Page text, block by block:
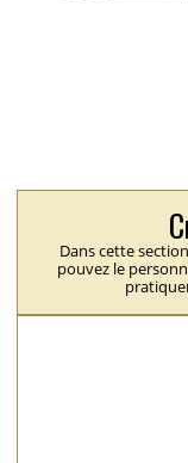
Dans cette
pouvez le